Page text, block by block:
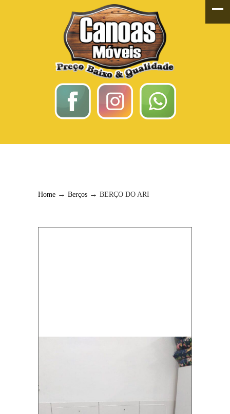
Home → Berços → BERÇO DO ARI